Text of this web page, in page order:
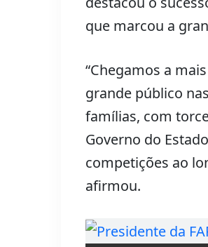
que marcou a
“Chegamos a
grande público
famílias, com
Governo do
competições ao
afirmou.